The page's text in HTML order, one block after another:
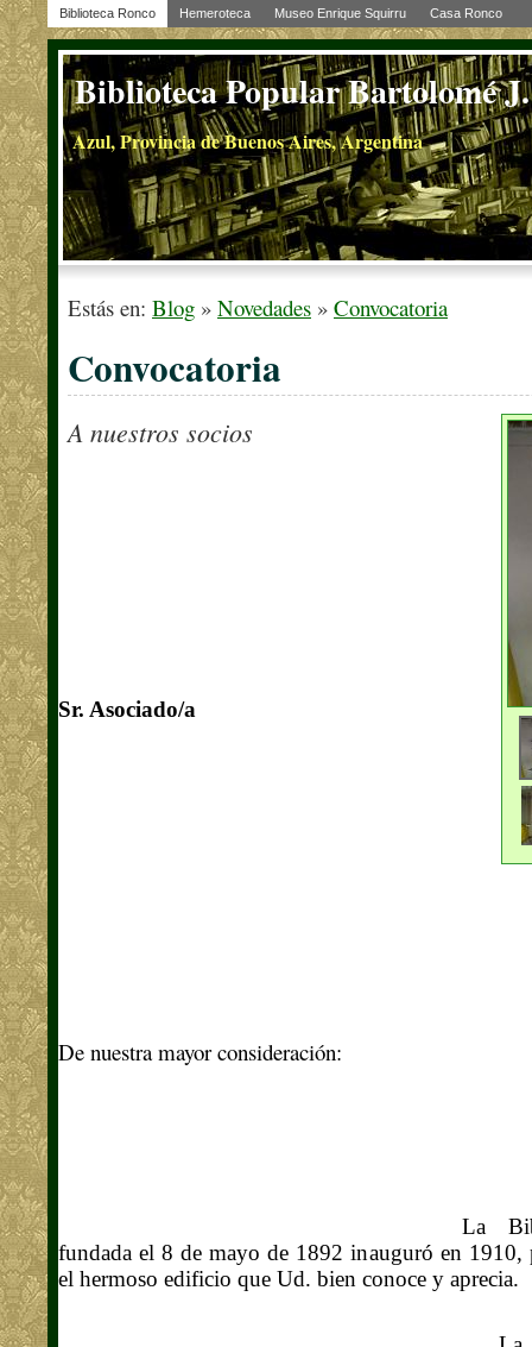
Biblioteca Ronco Hemeroteca Museo Enrique Squirru Casa Ronco
Biblioteca Popular Bartolomé
Azul, Provincia de Buenos Aires, Argentina
Estás en: Blog » Novedades » Convocatoria
Convocatoria
A nuestros socios
Sr. Asociado/a
De nuestra mayor consideración:
La
fundada el 8 de mayo de 1892 inauguró en 1910,
el hermoso edificio que Ud. bien conoce y aprecia.